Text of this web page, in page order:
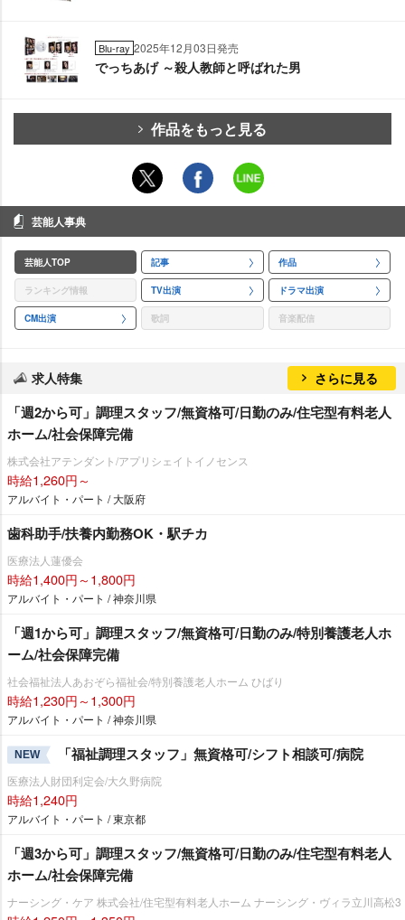
Blu-ray 2025年12月03日発売
でっちあげ ～殺人教師と呼ばれた男
作品をもっと見る
芸能人事典
芸能人TOP 記事 作品
ランキング情報 TV出演 ドラマ出演
CM出演 歌詞 音楽配信
求人特集 さらに見る
「週2から可」調理スタッフ/無資格可/日勤のみ/住宅型有料老人
ホーム/社会保障完備
株式会社アテンダント/アプリシェイトイノセンス
時給1,260円～
アルバイト・パート / 大阪府
歯科助手/扶養内勤務OK・駅チカ
医療法人蓮優会
時給1,400円～1,800円
アルバイト・パート / 神奈川県
「週1から可」調理スタッフ/無資格可/日勤のみ/特別養護老人ホ
ーム/社会保障完備
社会福祉法人あおぞら福祉会/特別養護老人ホーム ひばり
時給1,230円～1,300円
アルバイト・パート / 神奈川県
NEW 「福祉調理スタッフ」無資格可/シフト相談可/病院
医療法人財団利定会/大久野病院
時給1,240円
アルバイト・パート / 東京都
「週3から可」調理スタッフ/無資格可/日勤のみ/住宅型有料老人
ホーム/社会保障完備
ナーシング・ケア 株式会社/住宅型有料老人ホーム ナーシング・ヴィラ立川高松3